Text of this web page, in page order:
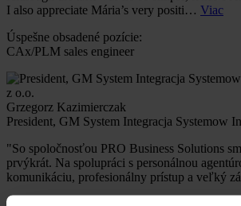
I also appreciate Mária’s very positi… Viac
Úspešne obsadené pozície:
CAx/PLM sales engineer
Grzegorz Kazimierczak
President, GM System Integracja Systemow
"So spoločnosťou PRO Business Solutions
prvýkrát. Na spolupráci s personálnou
komunikáciu, profesionálny prístup a veľký